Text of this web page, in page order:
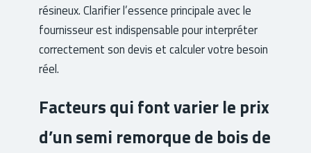
résineux. Clarifier l’essence principale avec le
fournisseur est indispensable pour interpréter
correctement son devis et calculer votre besoin
réel.
Facteurs qui font varier le prix
d’un semi remorque de bois de